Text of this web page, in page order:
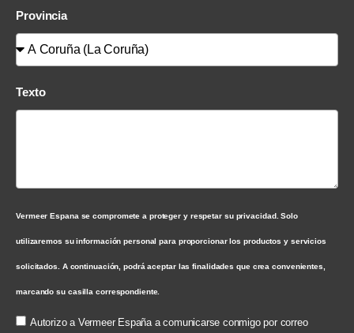
Provincia
Texto
Vermeer Espana se compromete a proteger y respetar su privacidad. Solo
utilizaremos su información personal para proporcionar los productos y servicios
solicitados. A continuación, podrá aceptar las finalidades que crea convenientes,
marcando su casilla correspondiente.
Autorizo a Vermeer España a comunicarse conmigo por correo